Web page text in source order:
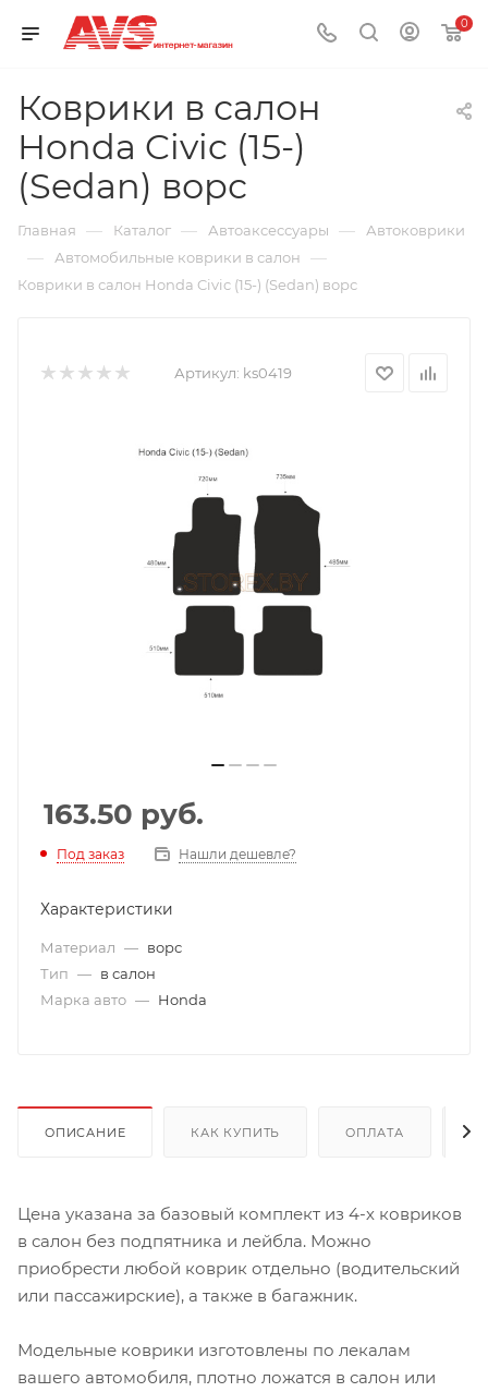
0
Коврики в салон
Honda Civic (15-)
(Sedan) ворс
Главная — Каталог — Автоаксессуары — Автоковрики
— Автомобильные коврики в салон —
Коврики в салон Honda Civic (15-) (Sedan) ворс
Артикул: ks0419
163.50 руб.
Под заказ Нашли дешевле?
Характеристики
Материал — ворс
Тип — в салон
Марка авто — Honda
ОПИСАНИЕ КАК КУПИТЬ ОПЛАТА
Цена указана за базовый комплект из 4-х ковриков
в салон без подпятника и лейбла. Можно
приобрести любой коврик отдельно (водительский
или пассажирские), а также в багажник.
Модельные коврики изготовлены по лекалам
вашего автомобиля, плотно ложатся в салон или